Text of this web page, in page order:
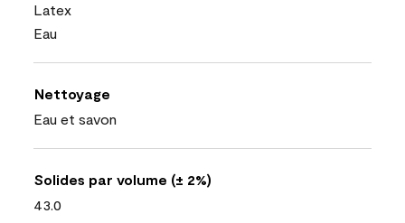
Latex
Eau
Nettoyage
Eau et savon
Solides par volume (± 2%)
43.0